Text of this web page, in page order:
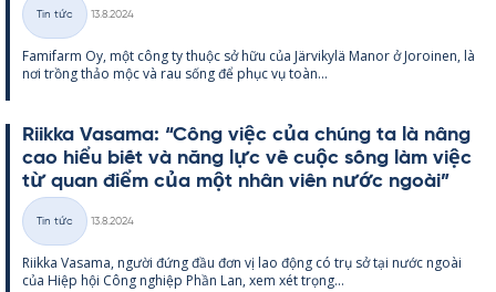
Thể
loại
Tin tức
13.8.2024
Fa­mi­farm Oy, một công ty thuộc sở hữu của Jär­vi­kylä Ma­nor ở Jo­roi­nen, là
nơi trồng thảo mộc và rau sống để phục vụ toàn...
Riikka Va­sama: “Công việc của chúng ta là nâng
cao hiểu biết và năng lực về cuộc sống làm việc
từ quan điểm của một nhân viên nước ngoài”
Thể
loại
Tin tức
13.8.2024
Riikka Va­sama, người đứng đầu đơn vị lao động có trụ sở tại nước ngoài
của Hiệp hội Công ng­hiệp Phần Lan, xem xét trọng...